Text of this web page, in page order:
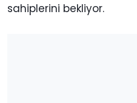
sahiplerini bekliyor.